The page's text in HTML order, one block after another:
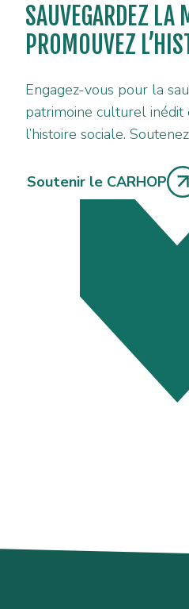
SAUVEGARDEZ LA
PROMOUVEZ
Engagez-vous pour la
patrimoine culturel
l’histoire sociale.
Soutenir le CARHOP